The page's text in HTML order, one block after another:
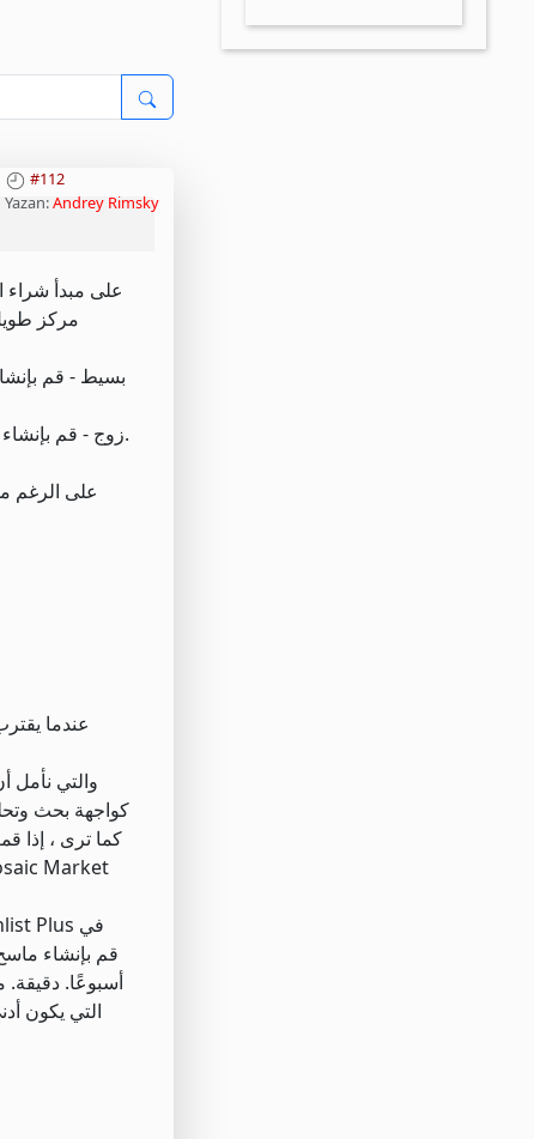
#112
Yazan:Andrey Rimsky
مركز
2. زوج - قم بإنشاء إستراتيجية لسهمين مرتبطين (بشكل أساسي تركيبة الأسهم-الأسهم) حيث تشتري سهمًا وتبيع الآخر باستخدام فرق السعر بينهما.